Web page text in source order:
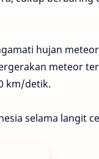
hujan
meteor
km/detik.
selama langit